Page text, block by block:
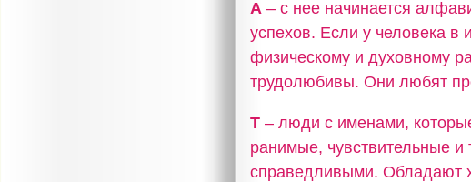
А – с нее начинается
успехов. Если у человека в
физическому и духовному
трудолюбивы. Они любят
Т – люди с именами,
ранимые, чувствительные
справедливыми. Обладают